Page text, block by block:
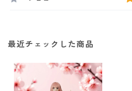
最近チェックした商品